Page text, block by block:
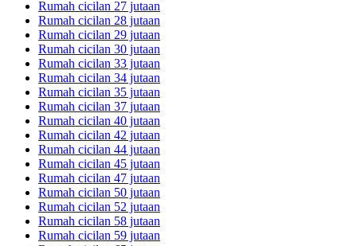
Rumah cicilan 27 jutaan
Rumah cicilan 28 jutaan
Rumah cicilan 29 jutaan
Rumah cicilan 30 jutaan
Rumah cicilan 33 jutaan
Rumah cicilan 34 jutaan
Rumah cicilan 35 jutaan
Rumah cicilan 37 jutaan
Rumah cicilan 40 jutaan
Rumah cicilan 42 jutaan
Rumah cicilan 44 jutaan
Rumah cicilan 45 jutaan
Rumah cicilan 47 jutaan
Rumah cicilan 50 jutaan
Rumah cicilan 52 jutaan
Rumah cicilan 58 jutaan
Rumah cicilan 59 jutaan